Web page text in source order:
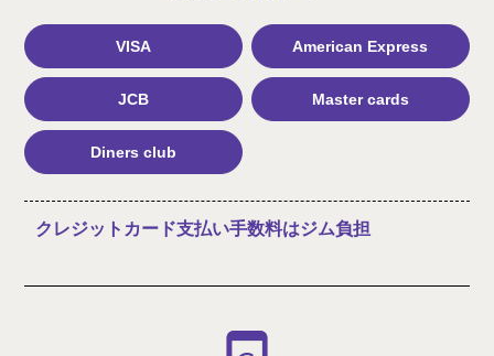
VISA American Express
JCB Master cards
Diners club
クレジットカード支払い手数料はジム負担